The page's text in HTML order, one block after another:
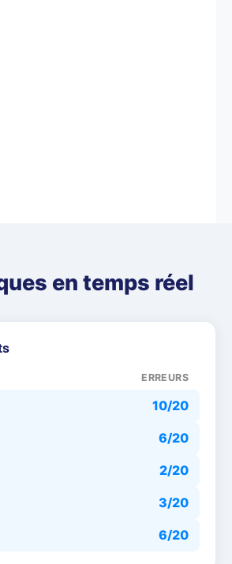
en temps réel
ERREURS
10/20
6/20
2/20
3/20
6/20